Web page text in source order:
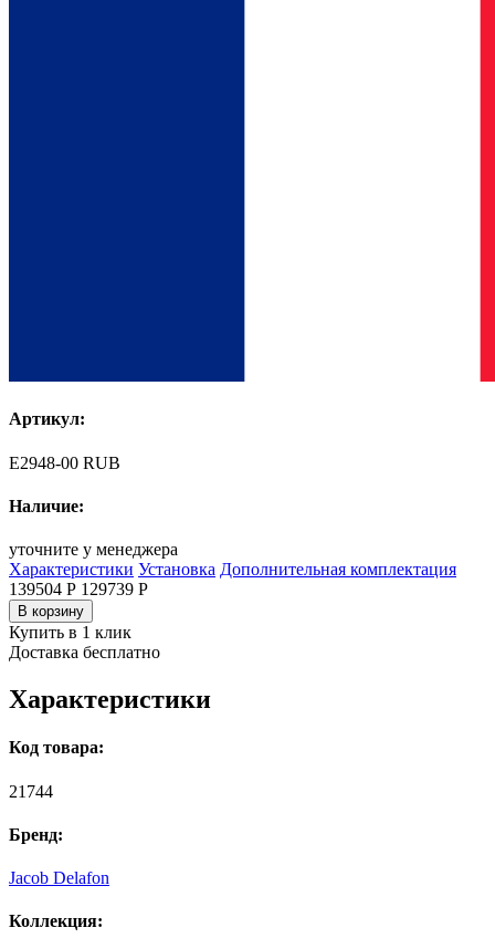
Артикул:
E2948-00 RUB
Наличие:
уточните у менеджера
Характеристики Установка Дополнительная комплектация
139504 Р 129739 Р
В корзину
Купить в 1 клик
Доставка бесплатно
Характеристики
Код товара:
21744
Бренд:
Jacob Delafon
Коллекция: